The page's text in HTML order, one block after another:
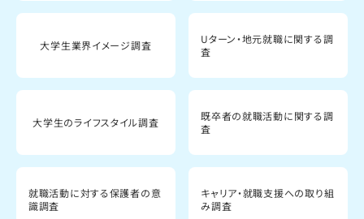
大学生業界イメージ調査
Uターン・地元就職に関する調
査
大学生のライフスタイル調査
既卒者の就職活動に関する調
査
就職活動に対する保護者の意
識調査
キャリア・就職支援への取り組
み調査